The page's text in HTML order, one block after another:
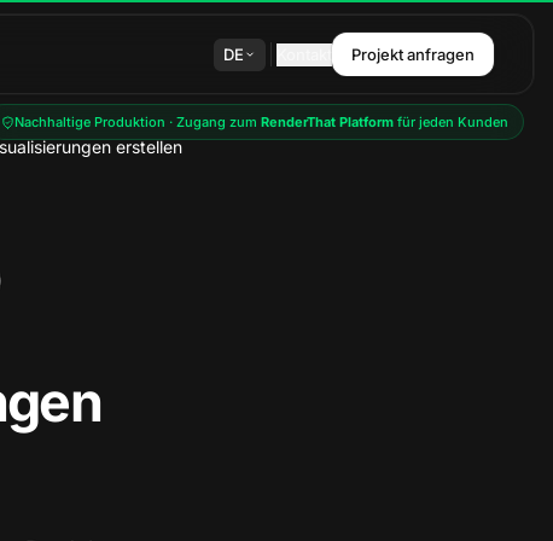
DE Projekt anfragen
Nachhaltige Produktion · Zugang zum RenderThat Platform für jeden Kunden
erstellen